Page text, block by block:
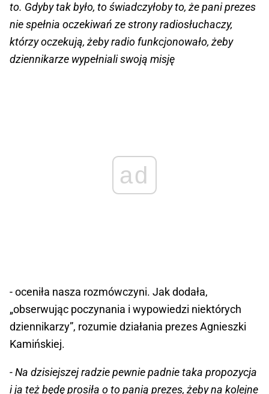
to. Gdyby tak było, to świadczyłoby to, że pani prezes
nie spełnia oczekiwań ze strony radiosłuchaczy,
którzy oczekują, żeby radio funkcjonowało, żeby
dziennikarze wypełniali swoją misję
ad
- oceniła nasza rozmówczyni. Jak dodała,
„obserwując poczynania i wypowiedzi niektórych
dziennikarzy”, rozumie działania prezes Agnieszki
Kamińskiej.
- Na dzisiejszej radzie pewnie padnie taka propozycja
i ja też będę prosiła o to panią prezes, żeby na kolejne